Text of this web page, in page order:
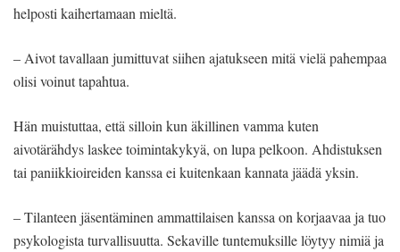
helposti kaihertamaan mieltä.
– Aivot tavallaan jumittuvat siihen ajatukseen mitä vielä pahempaa
olisi voinut tapahtua.
Hän muistuttaa, että silloin kun äkillinen vamma kuten
aivotärähdys laskee toimintakykyä, on lupa pelkoon. Ahdistuksen
tai paniikkioireiden kanssa ei kuitenkaan kannata jäädä yksin.
– Tilanteen jäsentäminen ammattilaisen kanssa on korjaavaa ja tuo
psykologista turvallisuutta. Sekaville tuntemuksille löytyy nimiä ja